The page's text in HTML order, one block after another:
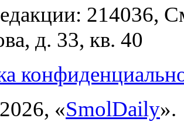
214036,
д. 33, кв. 40
«SmolDaily».